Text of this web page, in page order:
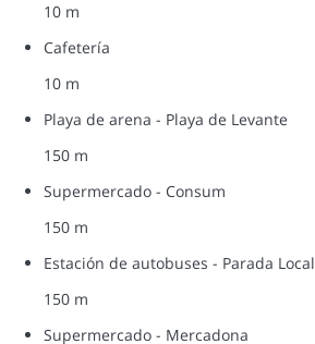
10 m
Cafetería
10 m
Playa de arena - Playa de Levante
150 m
Supermercado - Consum
150 m
Estación de autobuses - Parada Local
150 m
Supermercado - Mercadona